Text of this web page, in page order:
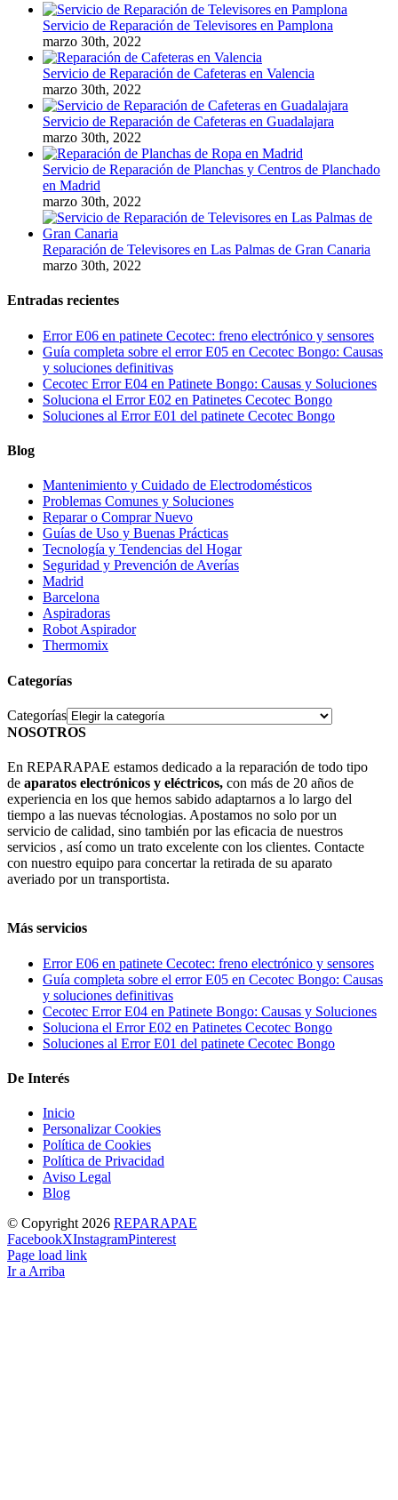
Servicio de Reparación de Televisores en Pamplona
marzo 30th, 2022
Servicio de Reparación de Cafeteras en Valencia
marzo 30th, 2022
Servicio de Reparación de Cafeteras en Guadalajara
marzo 30th, 2022
Servicio de Reparación de Planchas y Centros de Planchado
en Madrid
marzo 30th, 2022
Reparación de Televisores en Las Palmas de Gran Canaria
marzo 30th, 2022
Entradas recientes
Error E06 en patinete Cecotec: freno electrónico y sensores
Guía completa sobre el error E05 en Cecotec Bongo: Causas
y soluciones definitivas
Cecotec Error E04 en Patinete Bongo: Causas y Soluciones
Soluciona el Error E02 en Patinetes Cecotec Bongo
Soluciones al Error E01 del patinete Cecotec Bongo
Blog
Mantenimiento y Cuidado de Electrodomésticos
Problemas Comunes y Soluciones
Reparar o Comprar Nuevo
Guías de Uso y Buenas Prácticas
Tecnología y Tendencias del Hogar
Seguridad y Prevención de Averías
Madrid
Barcelona
Aspiradoras
Robot Aspirador
Thermomix
Categorías
Categorías
NOSOTROS
En REPARAPAE estamos dedicado a la reparación de todo tipo
de aparatos electrónicos y eléctricos, con más de 20 años de
experiencia en los que hemos sabido adaptarnos a lo largo del
tiempo a las nuevas técnologias. Apostamos no solo por un
servicio de calidad, sino también por las eficacia de nuestros
servicios , así como un trato excelente con los clientes. Contacte
con nuestro equipo para concertar la retirada de su aparato
averiado por un transportista.
Más servicios
Error E06 en patinete Cecotec: freno electrónico y sensores
Guía completa sobre el error E05 en Cecotec Bongo: Causas
y soluciones definitivas
Cecotec Error E04 en Patinete Bongo: Causas y Soluciones
Soluciona el Error E02 en Patinetes Cecotec Bongo
Soluciones al Error E01 del patinete Cecotec Bongo
De Interés
Inicio
Personalizar Cookies
Política de Cookies
Política de Privacidad
Aviso Legal
Blog
© Copyright 2026 REPARAPAE
FacebookXInstagramPinterest
Page load link
Ir a Arriba